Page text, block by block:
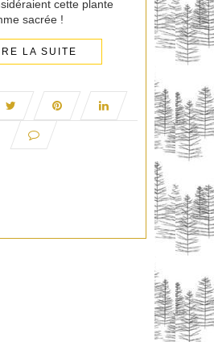
cette plante
sacrée !
LA SUITE